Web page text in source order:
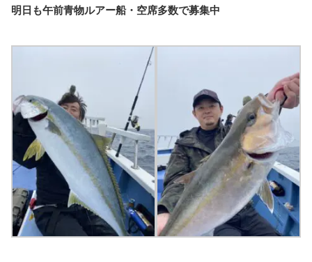
明日も午前青物ルアー船・空席多数で募集中